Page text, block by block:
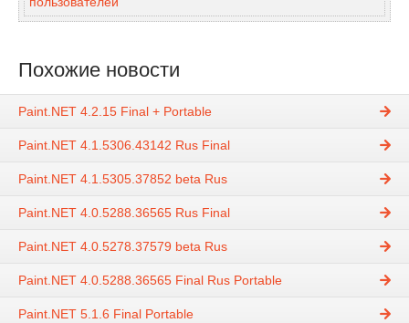
Похожие новости
Paint.NET 4.2.15 Final + Portable
Paint.NET 4.1.5306.43142 Rus Final
Paint.NET 4.1.5305.37852 beta Rus
Paint.NET 4.0.5288.36565 Rus Final
Paint.NET 4.0.5278.37579 beta Rus
Paint.NET 4.0.5288.36565 Final Rus Portable
Paint.NET 5.1.6 Final Portable